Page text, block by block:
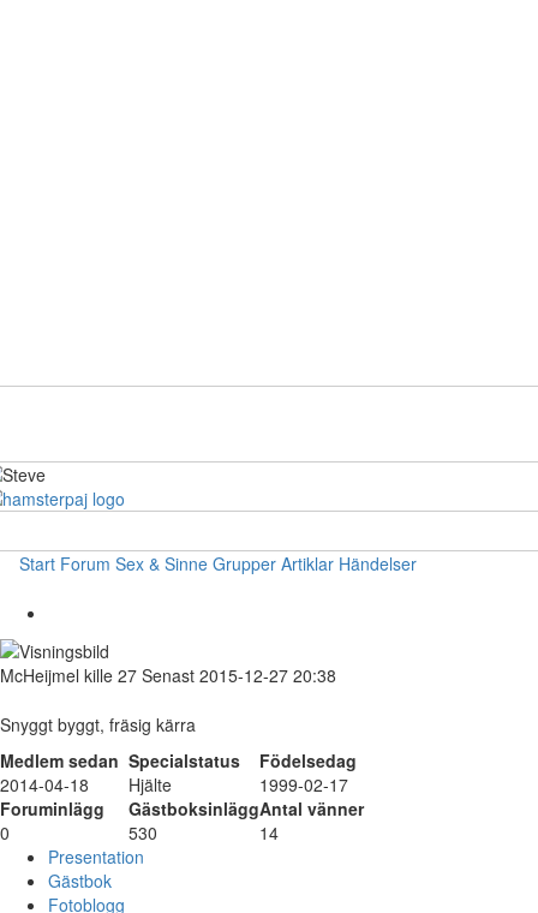
Start Forum Sex & Sinne Grupper Artiklar Händelser
McHeijmel kille 27 Senast 2015-12-27 20:38
Snyggt byggt, fräsig kärra
Medlem sedan Specialstatus
Födelsedag
2014-04-18
Hjälte
1999-02-17
Foruminlägg
GästboksinläggAntal vänner
0
530
14
Presentation
Gästbok
Fotoblogg